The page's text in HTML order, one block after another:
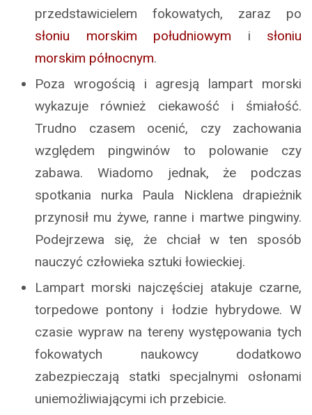
przedstawicielem fokowatych, zaraz po
słoniu morskim południowym i słoniu
morskim północnym.
Poza wrogością i agresją lampart morski
wykazuje również ciekawość i śmiałość.
Trudno czasem ocenić, czy zachowania
względem pingwinów to polowanie czy
zabawa. Wiadomo jednak, że podczas
spotkania nurka Paula Nicklena drapieżnik
przynosił mu żywe, ranne i martwe pingwiny.
Podejrzewa się, że chciał w ten sposób
nauczyć człowieka sztuki łowieckiej.
Lampart morski najczęściej atakuje czarne,
torpedowe pontony i łodzie hybrydowe. W
czasie wypraw na tereny występowania tych
fokowatych naukowcy dodatkowo
zabezpieczają statki specjalnymi osłonami
uniemożliwiającymi ich przebicie.